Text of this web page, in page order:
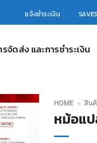
แจ้งชำระเงิน
จัดส่ง และการชำระเงิน
HOME » สิน
หม้อแป